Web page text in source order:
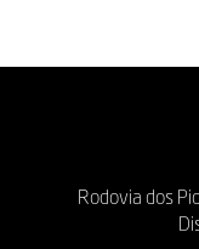
Rodovia dos